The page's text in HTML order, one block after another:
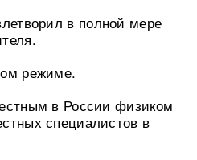
в полной мере
режиме.
в России физиком
специалистов в